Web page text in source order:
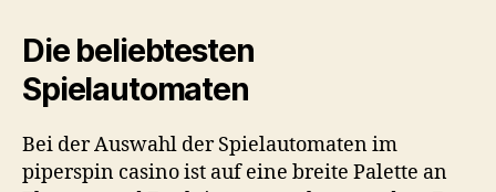
Die beliebtesten
Spielautomaten
Bei der Auswahl der Spielautomaten im
piperspin casinoist auf eine breite Palette an